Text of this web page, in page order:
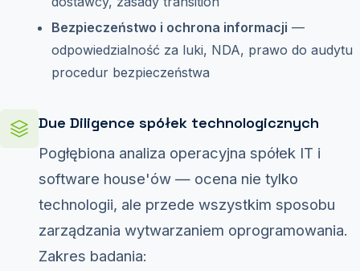
Bezpieczeństwo i ochrona informacji —
odpowiedzialność za luki, NDA, prawo do audytu
procedur bezpieczeństwa
Due Diligence spółek technologicznych
Pogłębiona analiza operacyjna spółek IT i
software house'ów — ocena nie tylko
technologii, ale przede wszystkim sposobu
zarządzania wytwarzaniem oprogramowania.
Zakres badania: